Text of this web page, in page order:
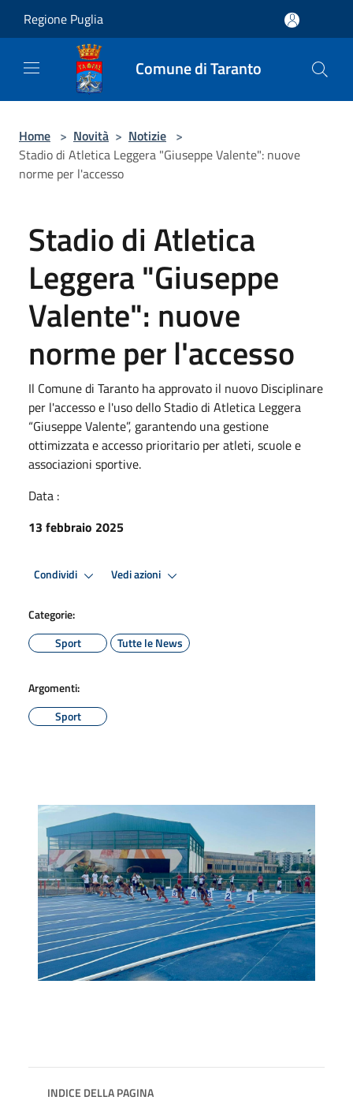
Regione Puglia
Comune di Taranto
Home > Novità > Notizie >
Stadio di Atletica Leggera "Giuseppe Valente": nuove
norme per l'accesso
Stadio di Atletica
Leggera "Giuseppe
Valente": nuove
norme per l'accesso
Il Comune di Taranto ha approvato il nuovo Disciplinare
per l'accesso e l'uso dello Stadio di Atletica Leggera
“Giuseppe Valente”, garantendo una gestione
ottimizzata e accesso prioritario per atleti, scuole e
associazioni sportive.
Data :
13 febbraio 2025
Condividi Vedi azioni
Categorie:
Sport
Tutte le News
Argomenti:
Sport
INDICE DELLA PAGINA